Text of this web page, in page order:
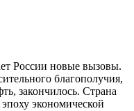
России новые вызовы.
благополучия,
закончилось. Страна
экономической